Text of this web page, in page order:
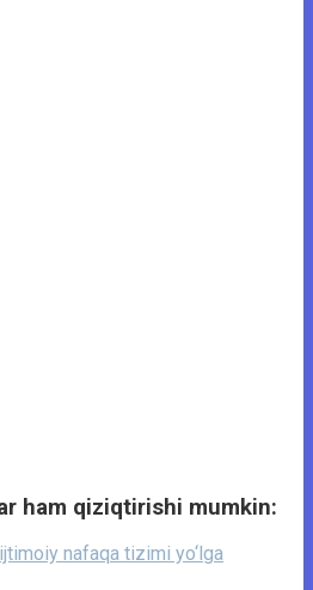
ham qiziqtirishi mumkin:
nafaqa tizimi yo‘lga